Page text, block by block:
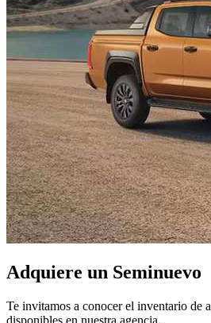
Adquiere un Seminuevo
Te invitamos a conocer el inventario de